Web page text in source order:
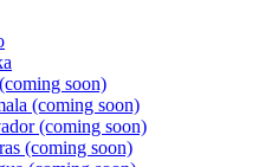
soon)
(coming soon)
(coming soon)
(coming soon)